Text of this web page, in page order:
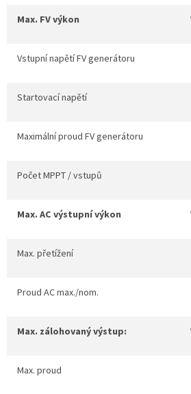
Max. FV výkon
Vstupní napětí FV generátoru
Startovací napětí
Maximální proud FV generátoru
Počet MPPT / vstupů
Max. AC výstupní výkon
Max. přetížení
Proud AC max./nom.
Max. zálohovaný výstup:
Max. proud